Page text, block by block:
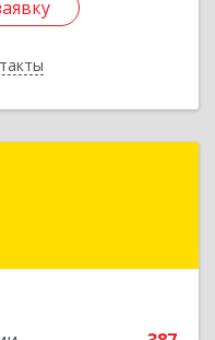
г, Жарова ул,